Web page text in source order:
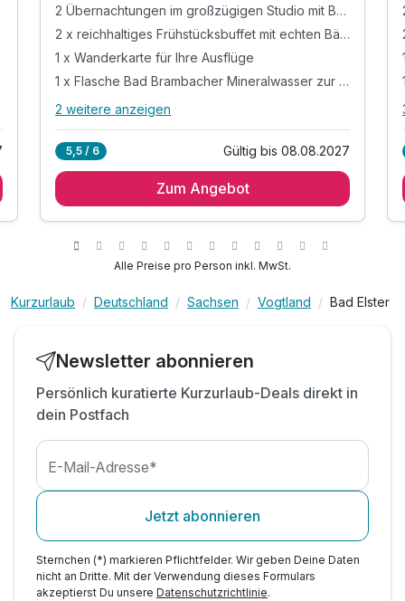
2 Übernachtungen im großzügigen Studio mit Balkon und Kitchenette für Ihre Zeit in Bad Elster
2 x reichhaltiges Frühstücksbuffet mit echten Bäckersemmeln am Springbrunnen im Atrium
1 x Wanderkarte für Ihre Ausflüge
1 x Flasche Bad Brambacher Mineralwasser zur Erfrischung nach Ihrer Anreise im Studio
Alle Inklusivleistungen
Balkon und Kitchenette für Ihre Zeit in Bad Elster
2 x reichhaltiges Frühstücksbuffet mit echten
1 x Wanderkarte für Ihre Ausflüge
1 x Flasche Bad Brambacher Mineralwasser zur
Erfrischung nach Ihrer Anreise im Studio
2 weitere anzeigen
5,5 / 6 Gültig bis 08.08.2027
Zum Angebot
Alle Preise pro Person inkl. MwSt.
Kurzurlaub Deutschland Sachsen Vogtland Bad Elster
Newsletter abonnieren
Persönlich kuratierte Kurzurlaub-Deals direkt in
dein Postfach
E-Mail-Adresse*
Jetzt abonnieren
Sternchen (*) markieren Pflichtfelder. Wir geben Deine Daten
nicht an Dritte. Mit der Verwendung dieses Formulars
akzeptierst Du unsere Datenschutzrichtlinie.